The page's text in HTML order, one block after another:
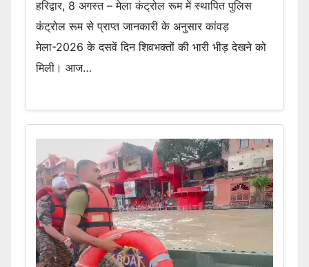
हरिद्वार, 8 अगस्त – मेला कंट्रोल रूम में स्थापित पुलिस
कंट्रोल रूम से प्राप्त जानकारी के अनुसार कांवड़
मेला-2026 के दसवें दिन शिवभक्तों की भारी भीड़ देखने को
मिली। आज…